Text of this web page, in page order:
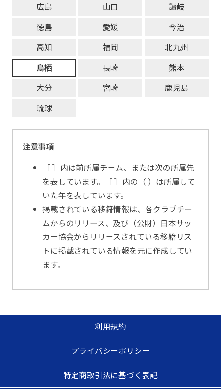
広島
山口
讃岐
徳島
愛媛
今治
高知
福岡
北九州
鳥栖
長崎
熊本
大分
宮崎
鹿児島
琉球
注意事項
［ ］内は前所属チーム、または次の所属先
を表しています。［ ］内の（ ）は所属して
いた年を表しています。
掲載されている移籍情報は、各クラブチー
ムからのリリース、及び（公財）日本サッ
カー協会からリリースされている移籍リス
トに掲載されている情報を元に作成してい
ます。
利用規約
プライバシーポリシー
特定商取引法に基づく表記